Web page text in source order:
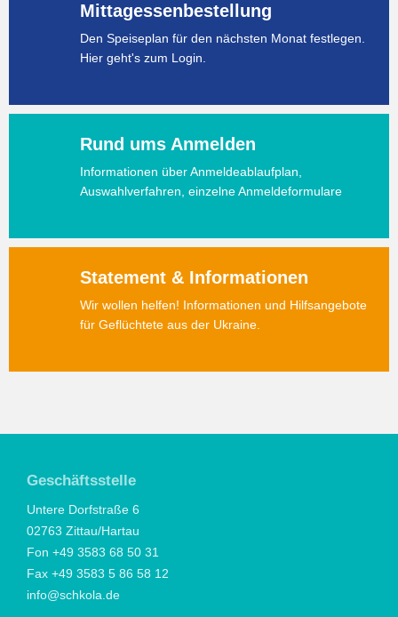
Mittagessenbestellung
Den Speiseplan für den nächsten Monat festlegen.
Hier geht's zum Login.
Rund ums Anmelden
Informationen über Anmeldeablaufplan,
Auswahlverfahren, einzelne Anmeldeformulare
Statement & Informationen
Wir wollen helfen! Informationen und Hilfsangebote
für Geflüchtete aus der Ukraine.
Geschäftsstelle
Untere Dorfstraße 6
02763 Zittau/Hartau
Fon +49 3583 68 50 31
Fax +49 3583 5 86 58 12
info@schkola.de